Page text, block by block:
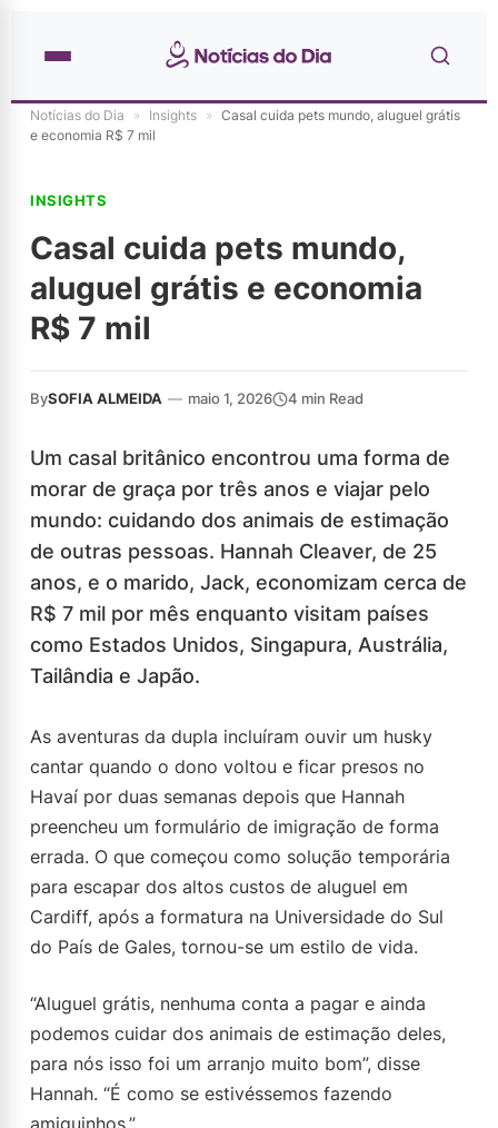
Notícias do Dia » Insights » Casal cuida pets mundo, aluguel grátis
e economia R$ 7 mil
INSIGHTS
Casal cuida pets mundo,
aluguel grátis e economia
R$ 7 mil
BySOFIA ALMEIDA — maio 1, 2026 4 min Read
Um casal britânico encontrou uma forma de
morar de graça por três anos e viajar pelo
mundo: cuidando dos animais de estimação
de outras pessoas. Hannah Cleaver, de 25
anos, e o marido, Jack, economizam cerca de
R$ 7 mil por mês enquanto visitam países
como Estados Unidos, Singapura, Austrália,
Tailândia e Japão.
As aventuras da dupla incluíram ouvir um husky
cantar quando o dono voltou e ficar presos no
Havaí por duas semanas depois que Hannah
preencheu um formulário de imigração de forma
errada. O que começou como solução temporária
para escapar dos altos custos de aluguel em
Cardiff, após a formatura na Universidade do Sul
do País de Gales, tornou-se um estilo de vida.
“Aluguel grátis, nenhuma conta a pagar e ainda
podemos cuidar dos animais de estimação deles,
para nós isso foi um arranjo muito bom”, disse
Hannah. “É como se estivéssemos fazendo
amiguinhos.”